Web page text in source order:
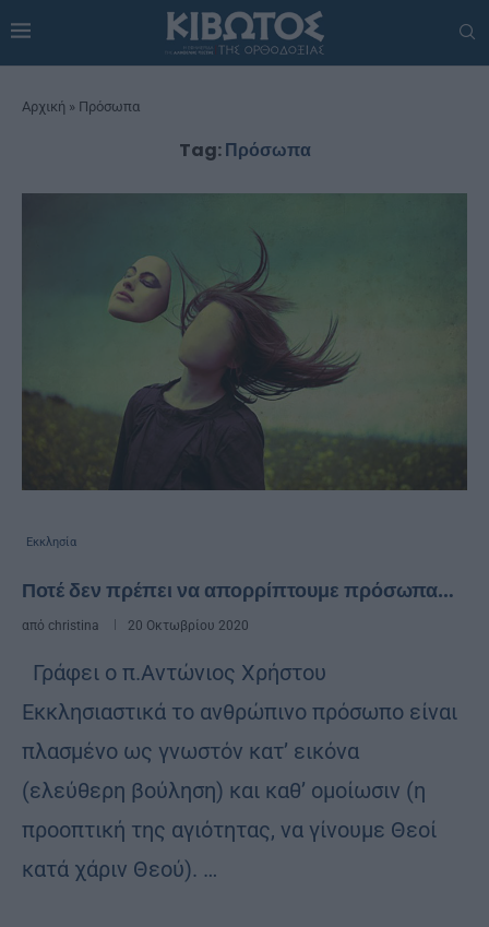
Αρχική » Πρόσωπα
Tag:Πρόσωπα
Εκκλησία
Ποτέ δεν πρέπει να απορρίπτουμε πρόσωπα…
από christina 20 Οκτωβρίου 2020
Γράφει ο π.Αντώνιος Χρήστου
Εκκλησιαστικά το ανθρώπινο πρόσωπο είναι
πλασμένο ως γνωστόν κατ’ εικόνα
(ελεύθερη βούληση) και καθ’ ομοίωσιν (η
προοπτική της αγιότητας, να γίνουμε Θεοί
κατά χάριν Θεού). …